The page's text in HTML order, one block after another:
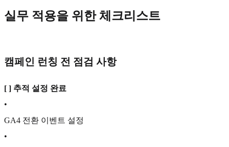
실무 적용을 위한 체크리스트
캠페인 런칭 전 점검 사항
[ ] 추적 설정 완료
•
GA4 전환 이벤트 설정
•